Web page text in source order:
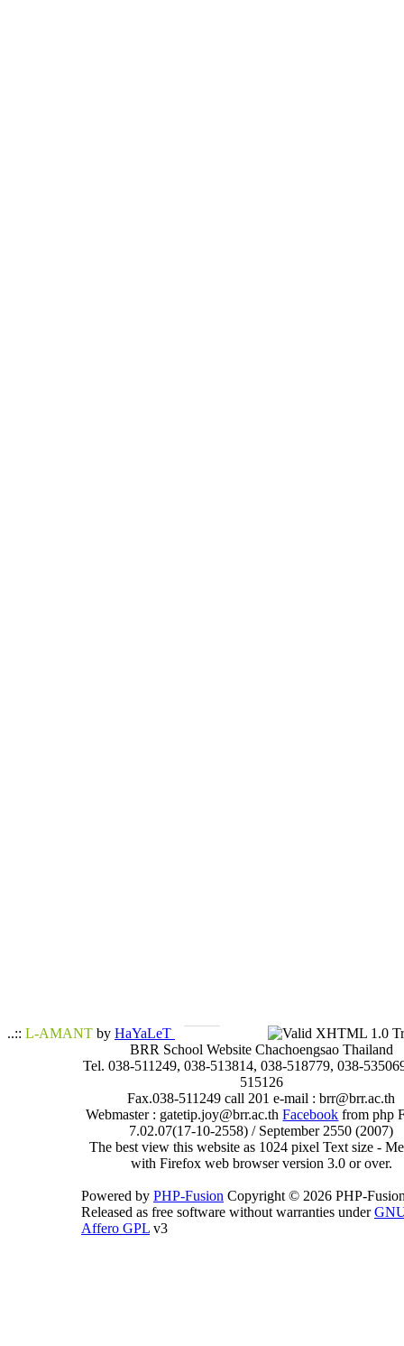
..:: L-AMANT by HaYaLeT
BRR School Website Chachoengsao Thailand
Tel. 038-511249, 038-513814, 038-518779, 038-
515126
Fax.038-511249 call 201 e-mail : brr@brr.ac.th
Webmaster : gatetip.joy@brr.ac.thFacebook from php
7.02.07(17-10-2558) / September 2550 (2007)
The best view this website as 1024 pixel Text size -
with Firefox web browser version 3.0 or over.
Powered by PHP-Fusion Copyright © 2026 PHP-
Released as free software without warranties under
Affero GPL v3